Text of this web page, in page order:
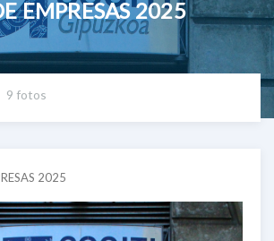
EMPRESAS 2025
9 fotos
2025